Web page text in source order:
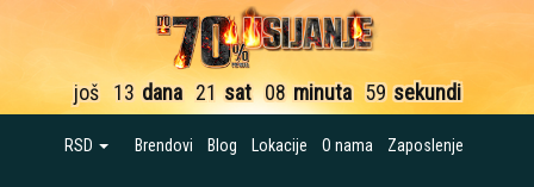
još 13 dana 21 sat 08 minuta 58 sekundi
RSD Brendovi Blog Lokacije O nama Zaposlenje